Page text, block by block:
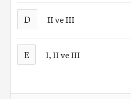
D II ve III
E I, II ve III